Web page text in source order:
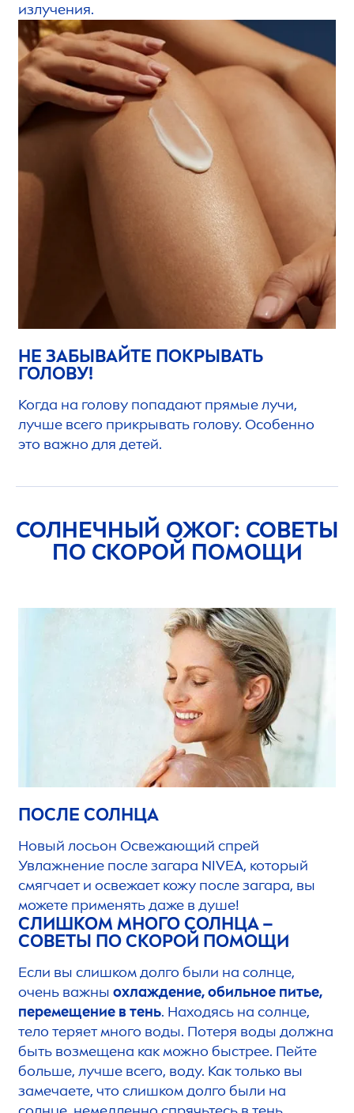
излучения.
НЕ ЗАБЫВАЙТЕ ПОКРЫВАТЬ
ГОЛОВУ!
Когда на голову попадают прямые лучи,
лучше всего прикрывать голову. Особенно
это важно для детей.
СОЛНЕЧНЫЙ ОЖОГ: СОВЕТЫ
ПО СКОРОЙ ПОМОЩИ
ПОСЛЕ СОЛНЦА
Новый лосьон Освежающий спрей
Увлажнение после загара NIVEA, который
смягчает и освежает кожу после загара, вы
можете применять даже в душе!
СЛИШКОМ МНОГО СОЛНЦА –
СОВЕТЫ ПО СКОРОЙ ПОМОЩИ
Если вы слишком долго были на солнце,
очень важны охлаждение, обильное питье,
перемещение в тень. Находясь на солнце,
тело теряет много воды. Потеря воды должна
быть возмещена как можно быстрее. Пейте
больше, лучше всего, воду. Как только вы
замечаете, что слишком долго были на